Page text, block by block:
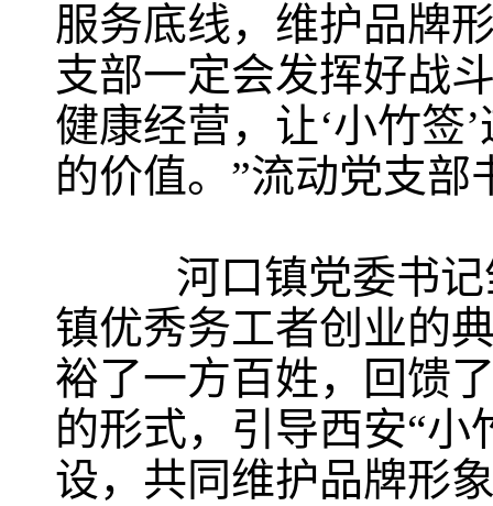
服务底线，维护品牌
支部一定会发挥好战
健康经营，让‘小竹签
的价值。”流动党支部
河口镇党委书记邹
镇优秀务工者创业的
裕了一方百姓，回馈
的形式，引导西安“
设，共同维护品牌形